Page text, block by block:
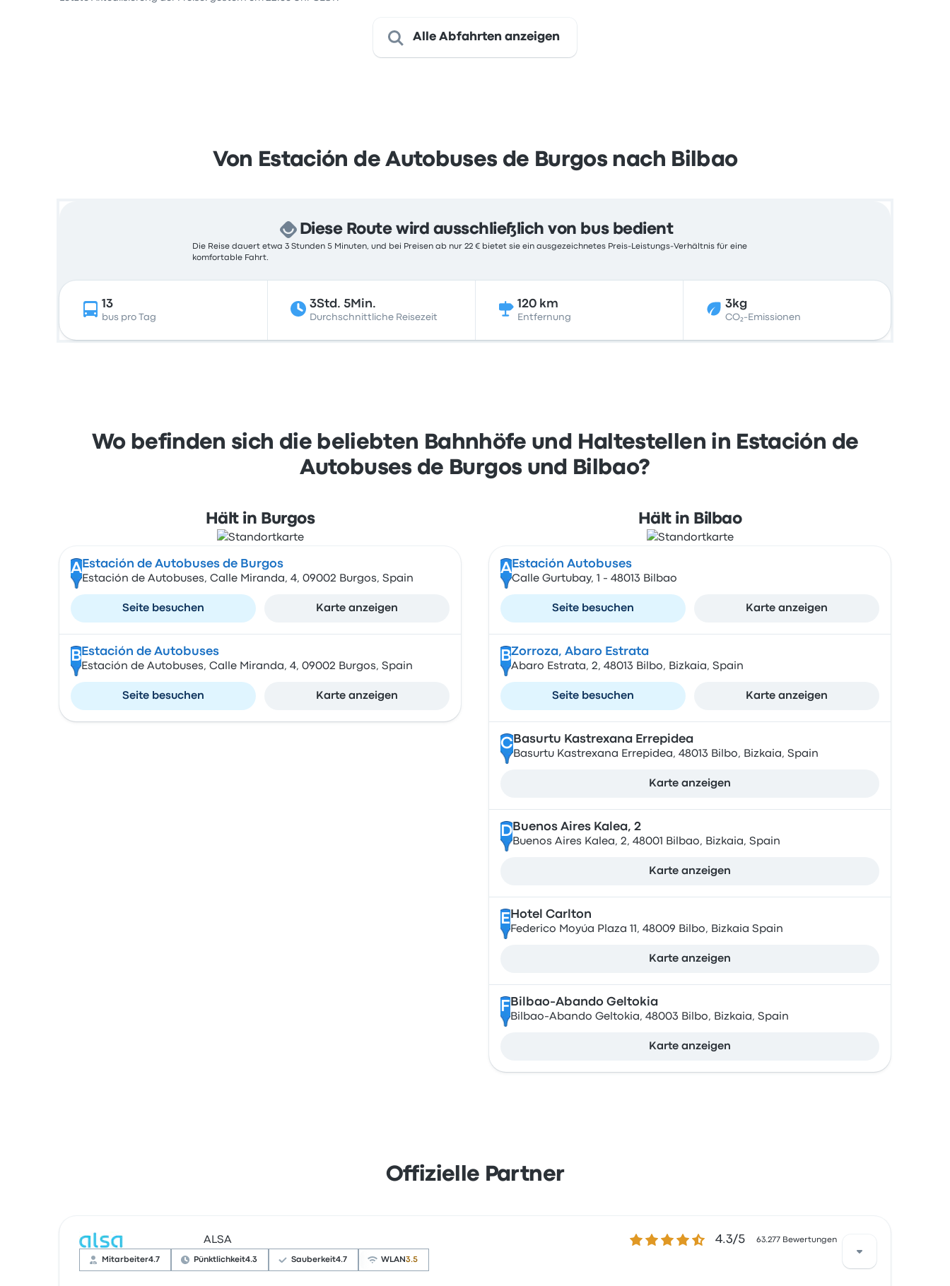
Alle Abfahrten anzeigen
Von Estación de Autobuses de Burgos nach Bilbao
Diese Route wird ausschließlich von bus bedient
Die Reise dauert etwa 3 Stunden 5 Minuten, und bei Preisen ab nur 22 € bietet sie ein ausgezeichnetes Preis-Leistungs-Verhältnis für eine
komfortable Fahrt.
13
bus pro Tag
3Std. 5Min.
Durchschnittliche Reisezeit
120 km
Entfernung
3kg
CO₂-Emissionen
Wo befinden sich die beliebten Bahnhöfe und Haltestellen in Estación de
Autobuses de Burgos und Bilbao?
Hält in Burgos
A Estación de Autobuses de Burgos
Estación de Autobuses, Calle Miranda, 4, 09002 Burgos, Spain
Seite besuchen Karte anzeigen
B Estación de Autobuses
Estación de Autobuses, Calle Miranda, 4, 09002 Burgos, Spain
Seite besuchen Karte anzeigen
Hält in Bilbao
A Estación Autobuses
Calle Gurtubay, 1 - 48013 Bilbao
Seite besuchen Karte anzeigen
BZorroza, Abaro Estrata
Abaro Estrata, 2, 48013 Bilbo, Bizkaia, Spain
Seite besuchen Karte anzeigen
CBasurtu Kastrexana Errepidea
Basurtu Kastrexana Errepidea, 48013 Bilbo, Bizkaia, Spain
Karte anzeigen
DBuenos Aires Kalea, 2
Buenos Aires Kalea, 2, 48001 Bilbao, Bizkaia, Spain
Karte anzeigen
E Hotel Carlton
Federico Moyúa Plaza 11, 48009 Bilbo, Bizkaia Spain
Karte anzeigen
F Bilbao-Abando Geltokia
Bilbao-Abando Geltokia, 48003 Bilbo, Bizkaia, Spain
Karte anzeigen
Offizielle Partner
ALSA 4.3 von 5 Sternen4.3/5 63.277 Bewertungen
Mitarbeiter4.7 Pünktlichkeit4.3 Sauberkeit4.7 WLAN 3.5